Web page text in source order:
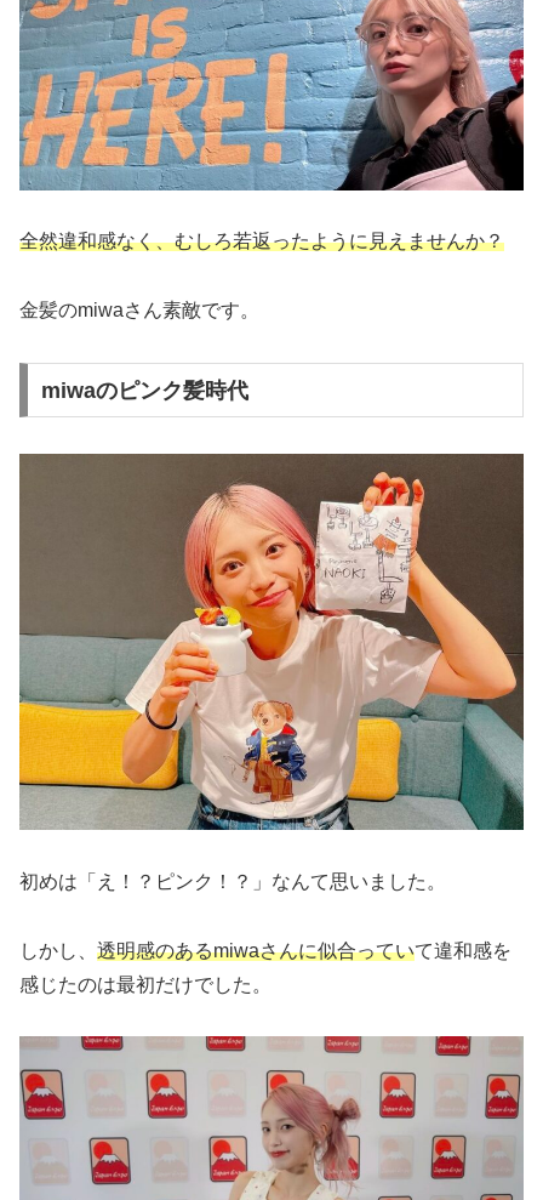
全然違和感なく、むしろ若返ったように見えませんか？
金髪のmiwaさん素敵です。
miwaのピンク髪時代
初めは「え！？ピンク！？」なんて思いました。
しかし、 透明感のあるmiwaさんに似合っていて違和感を
感じたのは最初だけでした。